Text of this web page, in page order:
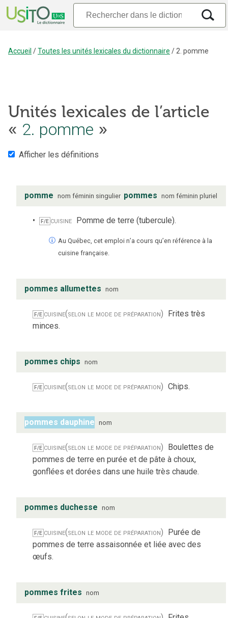
Accueil /Toutes les unités lexicales du dictionnaire / 2. pomme
Unités lexicales de l’article
« 2. pomme »
Afficher les définitions
pomme nom féminin singulier pommes nom féminin pluriel
F/E cuisine Pomme de terre (tubercule).
Au Québec, cet emploi n’a cours qu’en référence à la
cuisine française.
pommes allumettes nom
F/E cuisine(selon le mode de préparation) Frites très
minces.
pommes chips nom
F/E cuisine(selon le mode de préparation) Chips.
pommes dauphine nom
F/E cuisine(selon le mode de préparation) Boulettes de
pommes de terre en purée et de pâte à choux,
gonflées et dorées dans une huile très chaude.
pommes duchesse nom
F/E cuisine(selon le mode de préparation) Purée de
pommes de terre assaisonnée et liée avec des
œufs.
pommes frites nom